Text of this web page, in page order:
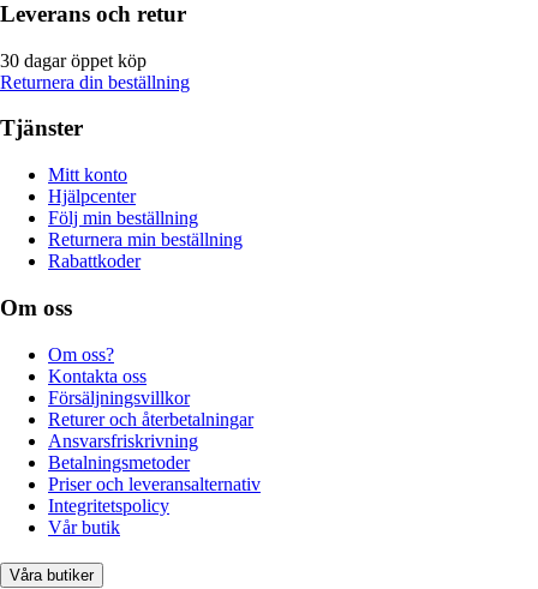
Leverans och retur
30 dagar öppet köp
Returnera din beställning
Tjänster
Mitt konto
Hjälpcenter
Följ min beställning
Returnera min beställning
Rabattkoder
Om oss
Om oss?
Kontakta oss
Försäljningsvillkor
Returer och återbetalningar
Ansvarsfriskrivning
Betalningsmetoder
Priser och leveransalternativ
Integritetspolicy
Vår butik
Våra butiker